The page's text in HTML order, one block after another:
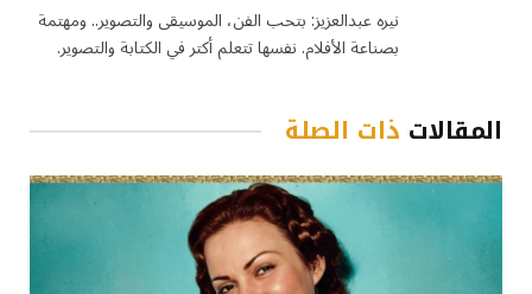
نيره عبدالعزيز: بتحب الفن، الموسيقى والتصوير.. ومهتمة
بصناعة الأفلام. نفسها تتعلم أكتر في الكتابة والتصوير.
المقالات ذات الصلة